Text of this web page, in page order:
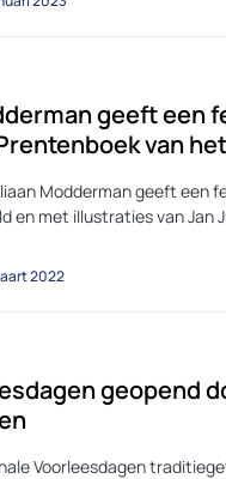
geeft een
van
Modderman geeft een
en met illustraties van Jan
2022
geopend
Voorleesdagen